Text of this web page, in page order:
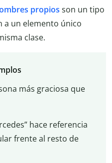
propios son un tipo
a un elemento único
clase.
más graciosa que
hace referencia
frente al resto de